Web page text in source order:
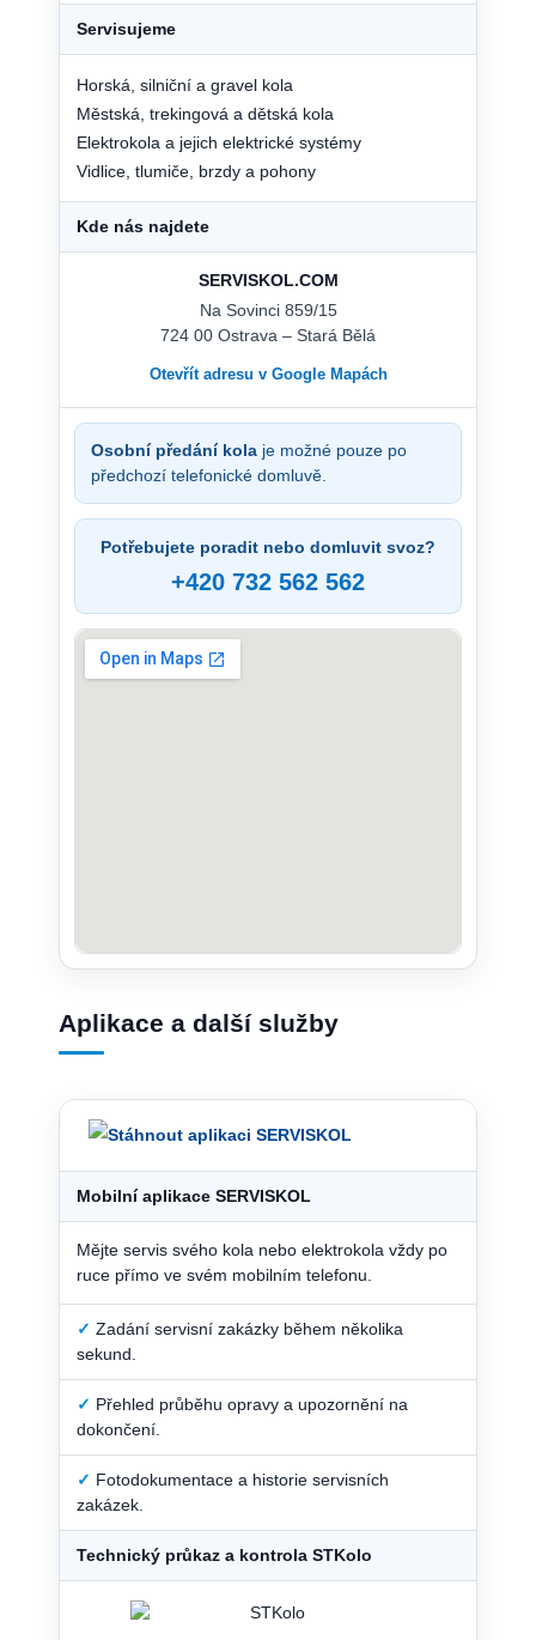
Servisujeme
Horská, silniční a gravel kola
Městská, trekingová a dětská kola
Elektrokola a jejich elektrické systémy
Vidlice, tlumiče, brzdy a pohony
Kde nás najdete
SERVISKOL.COM
Na Sovinci 859/15
724 00 Ostrava – Stará Bělá
Otevřít adresu v Google Mapách
Osobní předání kola je možné pouze po
předchozí telefonické domluvě.
Potřebujete poradit nebo domluvit svoz?
+420 732 562 562
Aplikace a další služby
Mobilní aplikace SERVISKOL
Mějte servis svého kola nebo elektrokola vždy po
ruce přímo ve svém mobilním telefonu.
✓ Zadání servisní zakázky během několika
sekund.
✓ Přehled průběhu opravy a upozornění na
dokončení.
✓ Fotodokumentace a historie servisních
zakázek.
Technický průkaz a kontrola STKolo